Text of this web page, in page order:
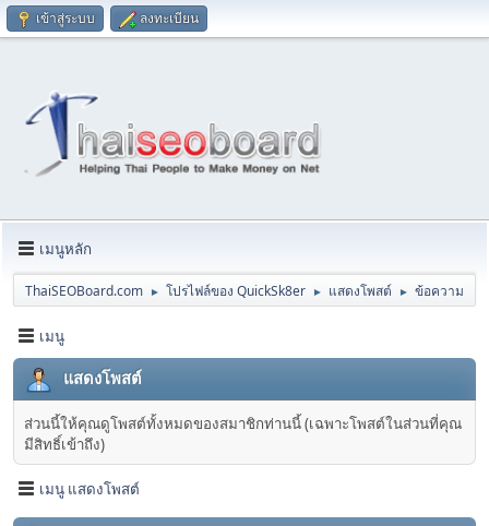
เข้าสู่ระบบ ลงทะเบียน
เมนูหลัก
ThaiSEOBoard.com ► โปรไฟล์ของ QuickSk8er ► แสดงโพสต์ ► ข้อความ
เมนู
แสดงโพสต์
ส่วนนี้ให้คุณดูโพสต์ทั้งหมดของสมาชิกท่านนี้ (เฉพาะโพสต์ในส่วนที่คุณ
มีสิทธิ์เข้าถึง)
เมนู แสดงโพสต์